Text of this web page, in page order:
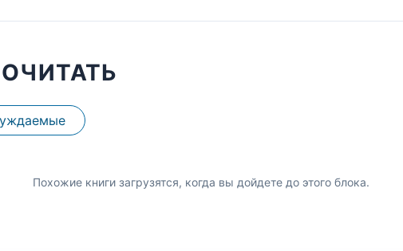
Похожие книги загрузятся, когда вы дойдете до этого блока.